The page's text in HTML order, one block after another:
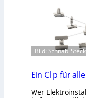
o
m
m
u
i
a
Bild: Schnabl
Ein Clip für
Wer